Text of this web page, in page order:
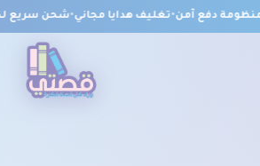
دفع آمن•تغليف هدايا مجاني•شحن سريع لكل